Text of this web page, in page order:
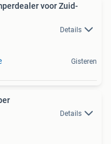
voor Zuid-
Details
Gisteren
Details